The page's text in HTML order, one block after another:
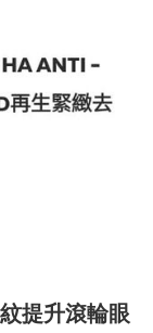
提升滾輪眼